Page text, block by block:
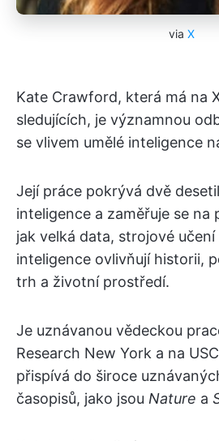
via X
Kate Crawford, která má na
sledujících, je významnou
se vlivem umělé inteligence
Její práce pokrývá dvě
inteligence a zaměřuje se na
jak velká data, strojové učení
inteligence ovlivňují historii,
trh a životní prostředí.
Je uznávanou vědeckou
Research New York a na
přispívá do široce
časopisů, jako jsou Nature a